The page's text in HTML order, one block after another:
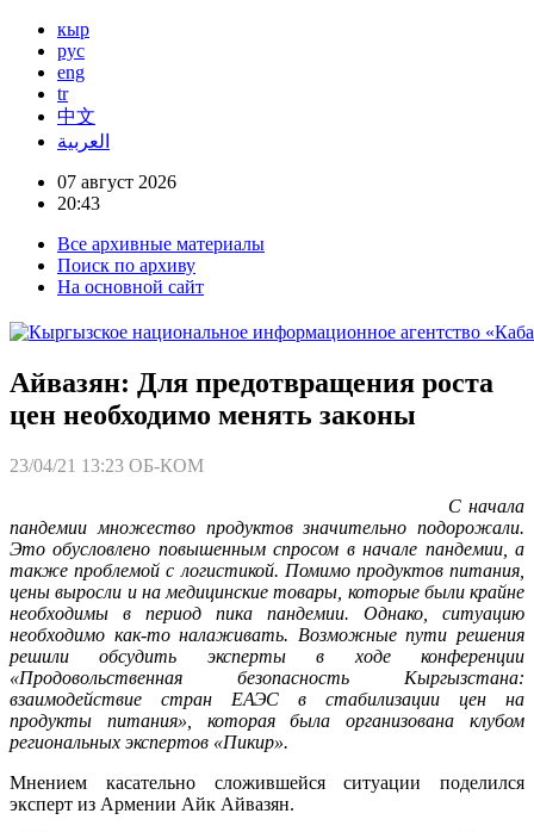
кыр
рус
eng
tr
中文
العربية
07 август 2026
20:43
Все архивные материалы
Поиск по архиву
На основной сайт
Айвазян: Для предотвращения роста
цен необходимо менять законы
23/04/21 13:23 ОБ-КОМ
С начала
пандемии множество продуктов значительно подорожали.
Это обусловлено повышенным спросом в начале пандемии, а
также проблемой с логистикой. Помимо продуктов питания,
цены выросли и на медицинские товары, которые были крайне
необходимы в период пика пандемии. Однако, ситуацию
необходимо как-то налаживать. Возможные пути решения
решили обсудить эксперты в ходе конференции
«Продовольственная безопасность Кыргызстана:
взаимодействие стран ЕАЭС в стабилизации цен на
продукты питания», которая была организована клубом
региональных экспертов «Пикир».
Мнением касательно сложившейся ситуации поделился
эксперт из Армении Айк Айвазян.